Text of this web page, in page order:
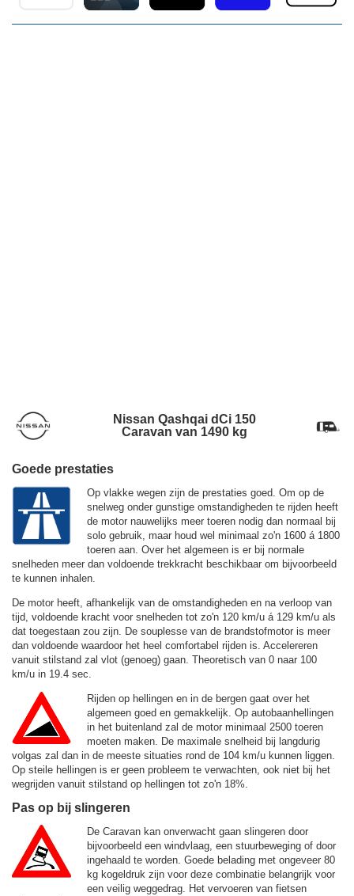
Nissan Qashqai dCi 150
Caravan van 1490 kg
Goede prestaties
Op vlakke wegen zijn de prestaties goed. Om op de
snelweg onder gunstige omstandigheden te rijden heeft
de motor nauwelijks meer toeren nodig dan normaal bij
solo gebruik, maar houd wel minimaal zo'n 1600 á 1800
toeren aan. Over het algemeen is er bij normale
snelheden meer dan voldoende trekkracht beschikbaar om bijvoorbeeld
te kunnen inhalen.
De motor heeft, afhankelijk van de omstandigheden en na verloop van
tijd, voldoende kracht voor snelheden tot zo'n 120 km/u á 129 km/u als
dat toegestaan zou zijn. De souplesse van de brandstofmotor is meer
dan voldoende waardoor het heel comfortabel rijden is. Accelereren
vanuit stilstand zal vlot (genoeg) gaan. Theoretisch van 0 naar 100
km/u in 19.4 sec.
Rijden op hellingen en in de bergen gaat over het
algemeen goed en gemakkelijk. Op autobaanhellingen
in het buitenland zal de motor minimaal 2500 toeren
moeten maken. De maximale snelheid bij langdurig
volgas zal dan in de meeste situaties rond de 104 km/u kunnen liggen.
Op steile hellingen is er geen probleem te verwachten, ook niet bij het
wegrijden vanuit stilstand op hellingen tot zo'n 18%.
Pas op bij slingeren
De Caravan kan onverwacht gaan slingeren door
bijvoorbeeld een windvlaag, een stuurbeweging of door
ingehaald te worden. Goede belading met ongeveer 80
kg kogeldruk zijn voor deze combinatie belangrijk voor
een veilig weggedrag. Het vervoeren van fietsen